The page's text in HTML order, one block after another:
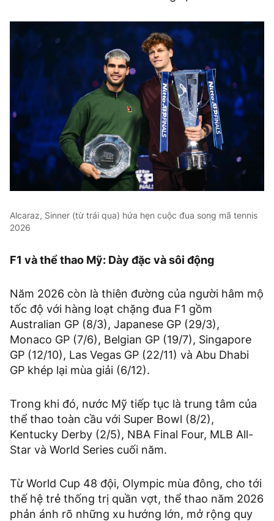
Alcaraz, Sinner (từ trái qua) hứa hẹn cuộc đua song mã tennis
2026
F1 và thể thao Mỹ: Dày đặc và sôi động
Năm 2026 còn là thiên đường của người hâm mộ
tốc độ với hàng loạt chặng đua F1 gồm
Australian GP (8/3), Japanese GP (29/3),
Monaco GP (7/6), Belgian GP (19/7), Singapore
GP (12/10), Las Vegas GP (22/11) và Abu Dhabi
GP khép lại mùa giải (6/12).
Trong khi đó, nước Mỹ tiếp tục là trung tâm của
thể thao toàn cầu với Super Bowl (8/2),
Kentucky Derby (2/5), NBA Final Four, MLB All-
Star và World Series cuối năm.
Từ World Cup 48 đội, Olympic mùa đông, cho tới
thế hệ trẻ thống trị quần vợt, thể thao năm 2026
phản ánh rõ những xu hướng lớn, mở rộng quy